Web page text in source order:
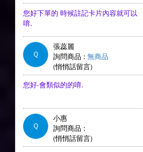
您好下單的 時候註記卡片內容就可以
唷.
Q
張蕊麗
詢問商品 : 無商品
(悄悄話留言)
您好-會類似的的唷.
Q
小惠
詢問商品 :
(悄悄話留言)